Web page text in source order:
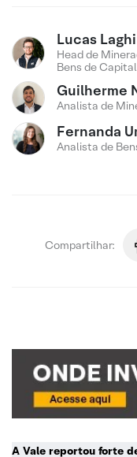
Lucas Laghi
Head de
Bens de Capital
Guilherme
Analista de
Fernanda
Analista de
Compartilhar:
A Vale reportou forte